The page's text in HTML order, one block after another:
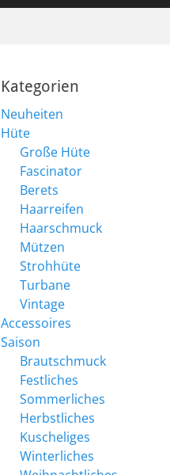
Kategorien
Neuheiten
Hüte
Große Hüte
Fascinator
Berets
Haarreifen
Haarschmuck
Mützen
Strohhüte
Turbane
Vintage
Accessoires
Saison
Brautschmuck
Festliches
Sommerliches
Herbstliches
Kuscheliges
Winterliches